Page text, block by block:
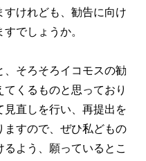
すけれども、勧告に向け
でしょうか。
、そろそろイコモスの勧
くるものと思っており
見直しを行い、再提出を
ますので、ぜひ私どもの
よう、願っているとこ